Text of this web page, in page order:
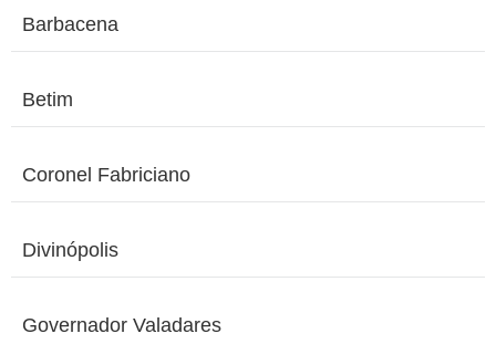
Barbacena
Betim
Coronel Fabriciano
Divinópolis
Governador Valadares